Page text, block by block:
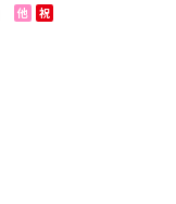
他 祝